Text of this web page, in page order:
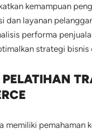
kemampuan
dan layanan
performa
strategi bisnis
PELATIHAN
memiliki pemahaman